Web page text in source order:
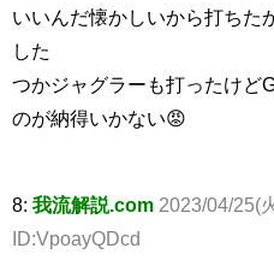
いいんだ懐かしいから打ちた
した
つかジャグラーも打ったけど
のが納得いかない😡
8: 我流解説.com 2023/04/25(
ID:VpoayQDcd